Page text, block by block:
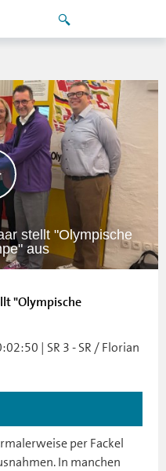
stellt "Olympische
aus
"Olympische
| SR 3 - SR / Florian
per Fackel
In manchen